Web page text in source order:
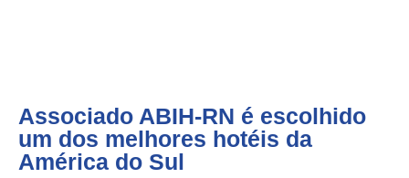
Associado ABIH-RN é escolhido
um dos melhores hotéis da
América do Sul